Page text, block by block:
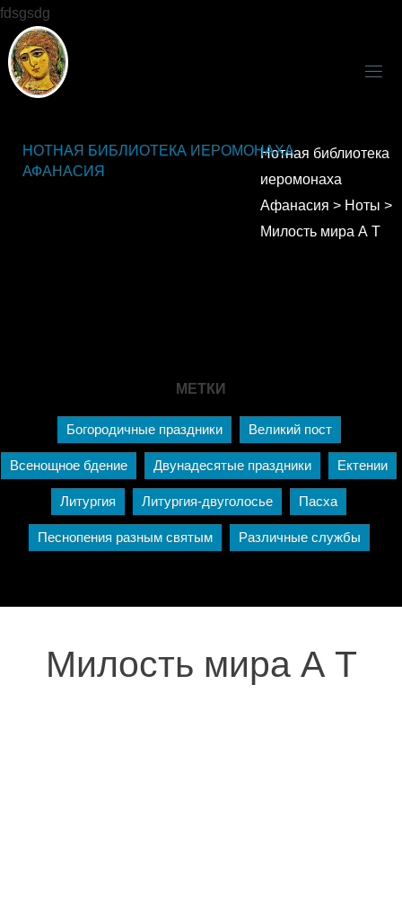
fdsgsdg
НОТНАЯ БИБЛИОТЕКА ИЕРОМОНАХА
АФАНАСИЯ
Нотная библиотека
иеромонаха
Афанасия > Ноты >
Милость мира А Т
МЕТКИ
Богородичные праздники Великий пост
Всенощное бдение Двунадесятые праздники Ектении
Литургия Литургия-двуголосье Пасха
Песнопения разным святым Различные службы
Милость мира А Т